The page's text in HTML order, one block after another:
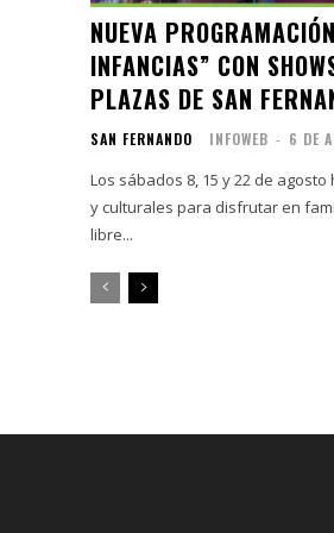
NUEVA
INFANCIAS” CON
PLAZAS DE SAN
SAN FERNANDO INFOWEB - 6 DE
Los sábados 8, 15 y 22 de
y culturales para disfrutar en
libre...